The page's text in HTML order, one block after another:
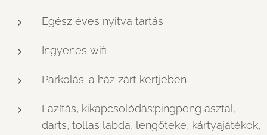
Egész éves nyitva tartás
Ingyenes wifi
Parkolás: a ház zárt kertjében
Lazítás, kikapcsolódás:pingpong asztal,
darts, tollas labda, lengőteke, kártyajátékok,